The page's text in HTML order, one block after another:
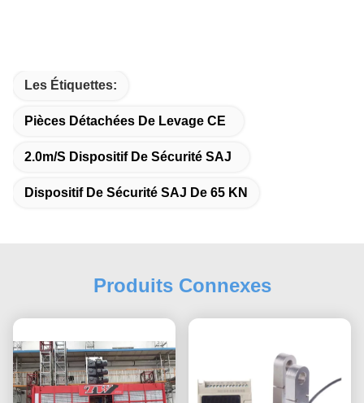
Les Étiquettes:
Pièces Détachées De Levage CE
2.0m/s Dispositif De Sécurité SAJ
Dispositif De Sécurité SAJ De 65 KN
Produits Connexes